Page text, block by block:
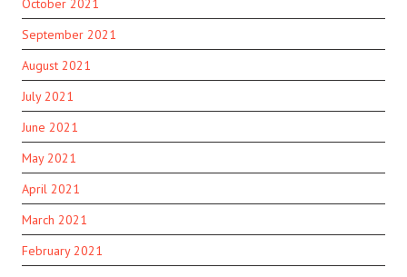
October 2021
September 2021
August 2021
July 2021
June 2021
May 2021
April 2021
March 2021
February 2021